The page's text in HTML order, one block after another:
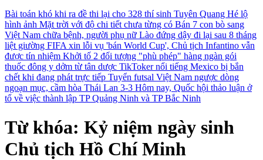
Bài toán khó khi ra đề thi lại cho 328 thí sinh Tuyên Quang Hé lộ
hình ảnh Mặt trời với độ chi tiết chưa từng có Bán 7 con bò sang
Việt Nam chữa bệnh, người phụ nữ Lào đứng dậy đi lại sau 8 tháng
liệt giường FIFA xin lỗi vụ 'bán World Cup', Chủ tịch Infantino vẫn
được tín nhiệm Khởi tố 2 đối tượng "phù phép" hàng ngàn gói
thuốc đông y dởm từ tân dược TikToker nổi tiếng Mexico bị bắn
chết khi đang phát trực tiếp Tuyển futsal Việt Nam ngược dòng
ngoạn mục, cầm hòa Thái Lan 3-3 Hôm nay, Quốc hội thảo luận ở
tổ về việc thành lập TP Quảng Ninh và TP Bắc Ninh
Từ khóa: Kỷ niệm ngày sinh
Chủ tịch Hồ Chí Minh